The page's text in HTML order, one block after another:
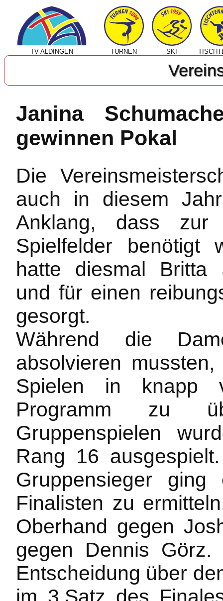
TV ALDINGEN TURNEN SKI
Janina
gewinnen Pokal
Die
auch in diesem
Anklang, dass zur
Spielfelder benötigt
hatte diesmal Britta
und für einen
gesorgt.
Während die
absolvieren
Spielen in knapp
Programm zu
Gruppenspielen
Rang 16
Gruppensieger
Finalisten zu
Oberhand gegen
gegen Dennis
Entscheidung über